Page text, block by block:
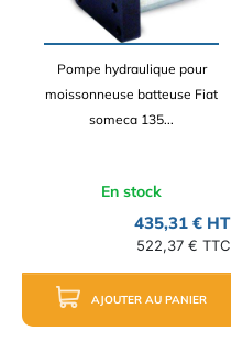
Pompe hydraulique pour
moissonneuse batteuse Fiat
someca 135...
En stock
435,31 € HT
522,37 € TTC
AJOUTER AU PANIER